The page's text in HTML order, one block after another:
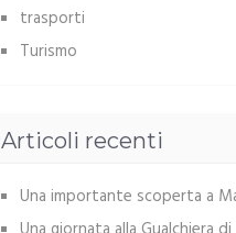
trasporti
Turismo
Articoli recenti
Una importante scoperta a